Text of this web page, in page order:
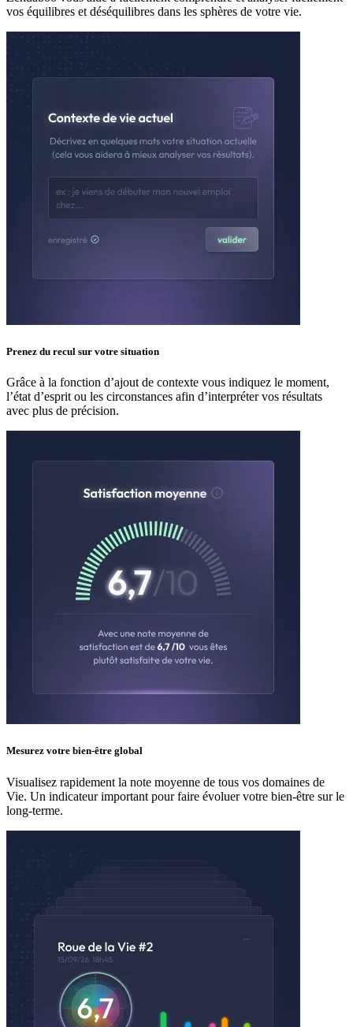
vos équilibres et déséquilibres dans les sphères de votre vie.
Prenez du recul sur votre situation
Grâce à la fonction d’ajout de contexte vous indiquez le moment,
l’état d’esprit ou les circonstances afin d’interpréter vos résultats
avec plus de précision.
Mesurez votre bien-être global
Visualisez rapidement la note moyenne de tous vos domaines de
Vie. Un indicateur important pour faire évoluer votre bien-être sur le
long-terme.